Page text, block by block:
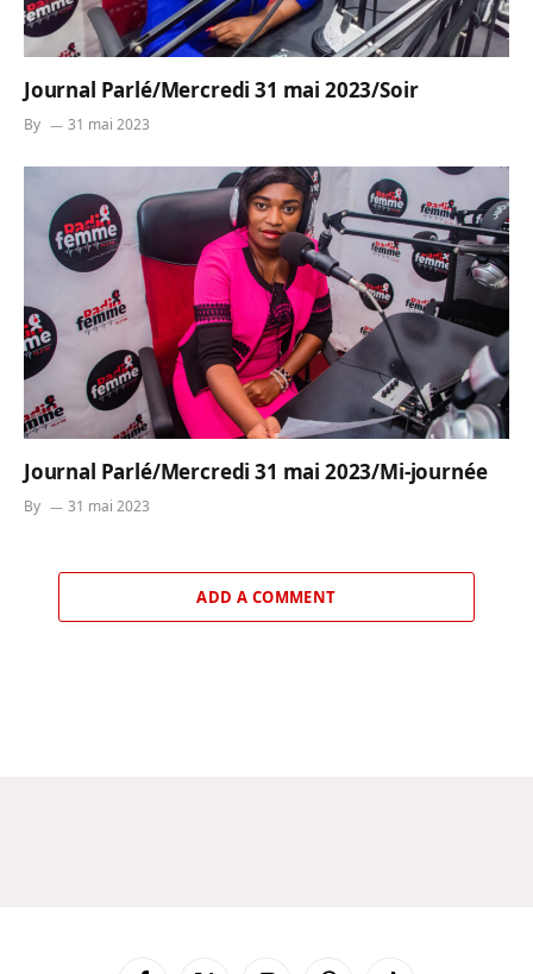
Journal Parlé/Mercredi 31 mai 2023/Soir
By 31 mai 2023
Journal Parlé/Mercredi 31 mai 2023/Mi-journée
By 31 mai 2023
ADD A COMMENT